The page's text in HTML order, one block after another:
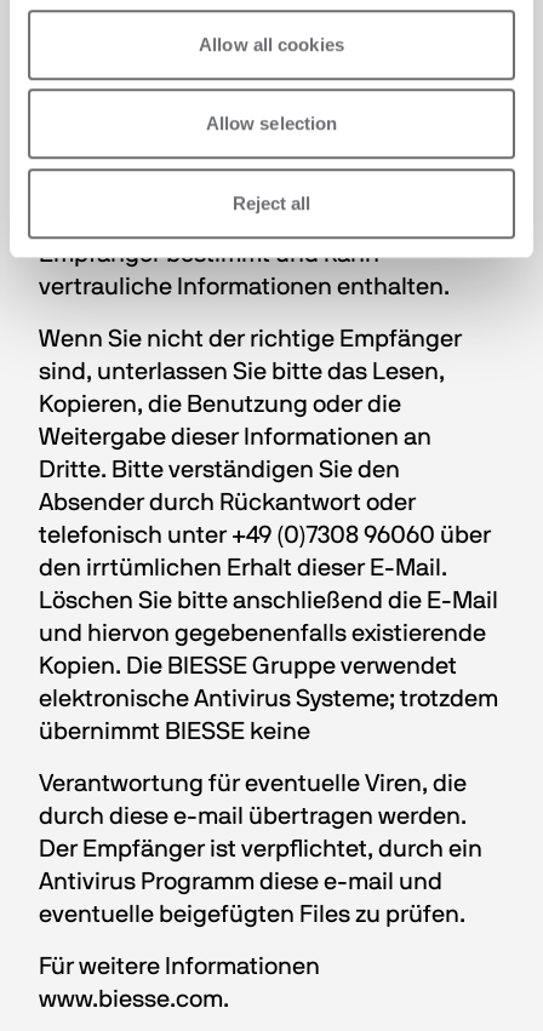
Allow all cookies
Allow selection
Reject all
Pour de plus amples renseignements,
merci de consulter le site Internet
www.biesse.com.
___________
Diese E-Mail ist nur für die genannten
Empfänger bestimmt und kann
vertrauliche Informationen enthalten.
Wenn Sie nicht der richtige Empfänger
sind, unterlassen Sie bitte das Lesen,
Kopieren, die Benutzung oder die
Weitergabe dieser Informationen an
Dritte. Bitte verständigen Sie den
Absender durch Rückantwort oder
telefonisch unter +49 (0)7308 96060 über
den irrtümlichen Erhalt dieser E-Mail.
Löschen Sie bitte anschließend die E-Mail
und hiervon gegebenenfalls existierende
Kopien. Die BIESSE Gruppe verwendet
elektronische Antivirus Systeme; trotzdem
übernimmt BIESSE keine
Verantwortung für eventuelle Viren, die
durch diese e-mail übertragen werden.
Der Empfänger ist verpflichtet, durch ein
Antivirus Programm diese e-mail und
eventuelle beigefügten Files zu prüfen.
Für weitere Informationen
www.biesse.com.